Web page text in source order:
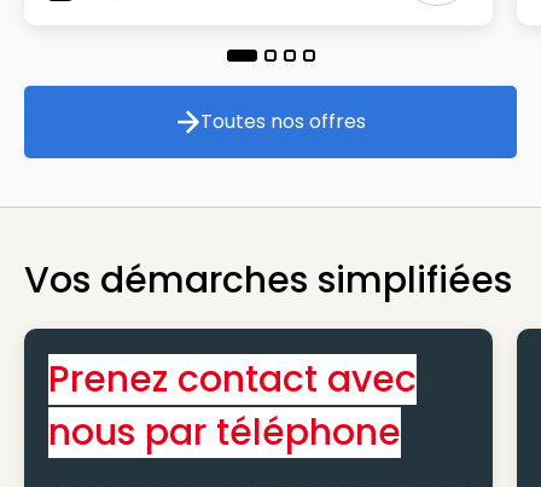
Toutes nos offres
Toutes nos offres
Vos démarches simplifiées
Prenez contact avec
nous par téléphone